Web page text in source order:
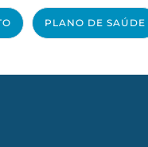
PLANO DE SAÚDE